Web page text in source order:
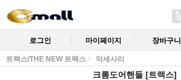
로그인 마이페이지 장바구니
트랙스/THE NEW 트랙스 악세사리
크롬도어핸들 [트랙스]